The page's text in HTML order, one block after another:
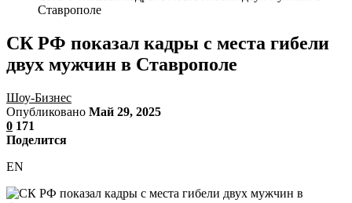
Ставрополе
СК РФ показал кадры с места гибели
двух мужчин в Ставрополе
Шоу-Бизнес
Опубликовано Май 29, 2025
0 171
Поделится
EN